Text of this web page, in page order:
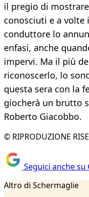
il pregio di
conosciuti e a volte
conduttore lo
enfasi, anche
impervi. Ma il più
riconoscerlo, lo
questa sera con la
giocherà un brutto
Roberto Giacobbo.
© RIPRODUZIONE
Seguici anche
Altro di Schermaglie